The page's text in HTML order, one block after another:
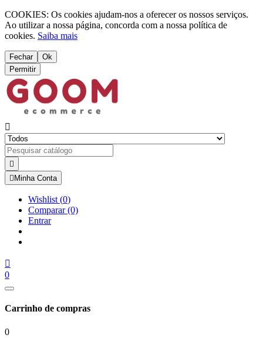
COOKIES: Os cookies ajudam-nos a oferecer os nossos serviços.
Ao utilizar a nossa página, concorda com a nossa política de
cookies. Saiba mais
Fechar
Ok
Permitir


 Minha Conta
Wishlist (0)
Comparar(0)
Entrar

0
Carrinho de compras
0